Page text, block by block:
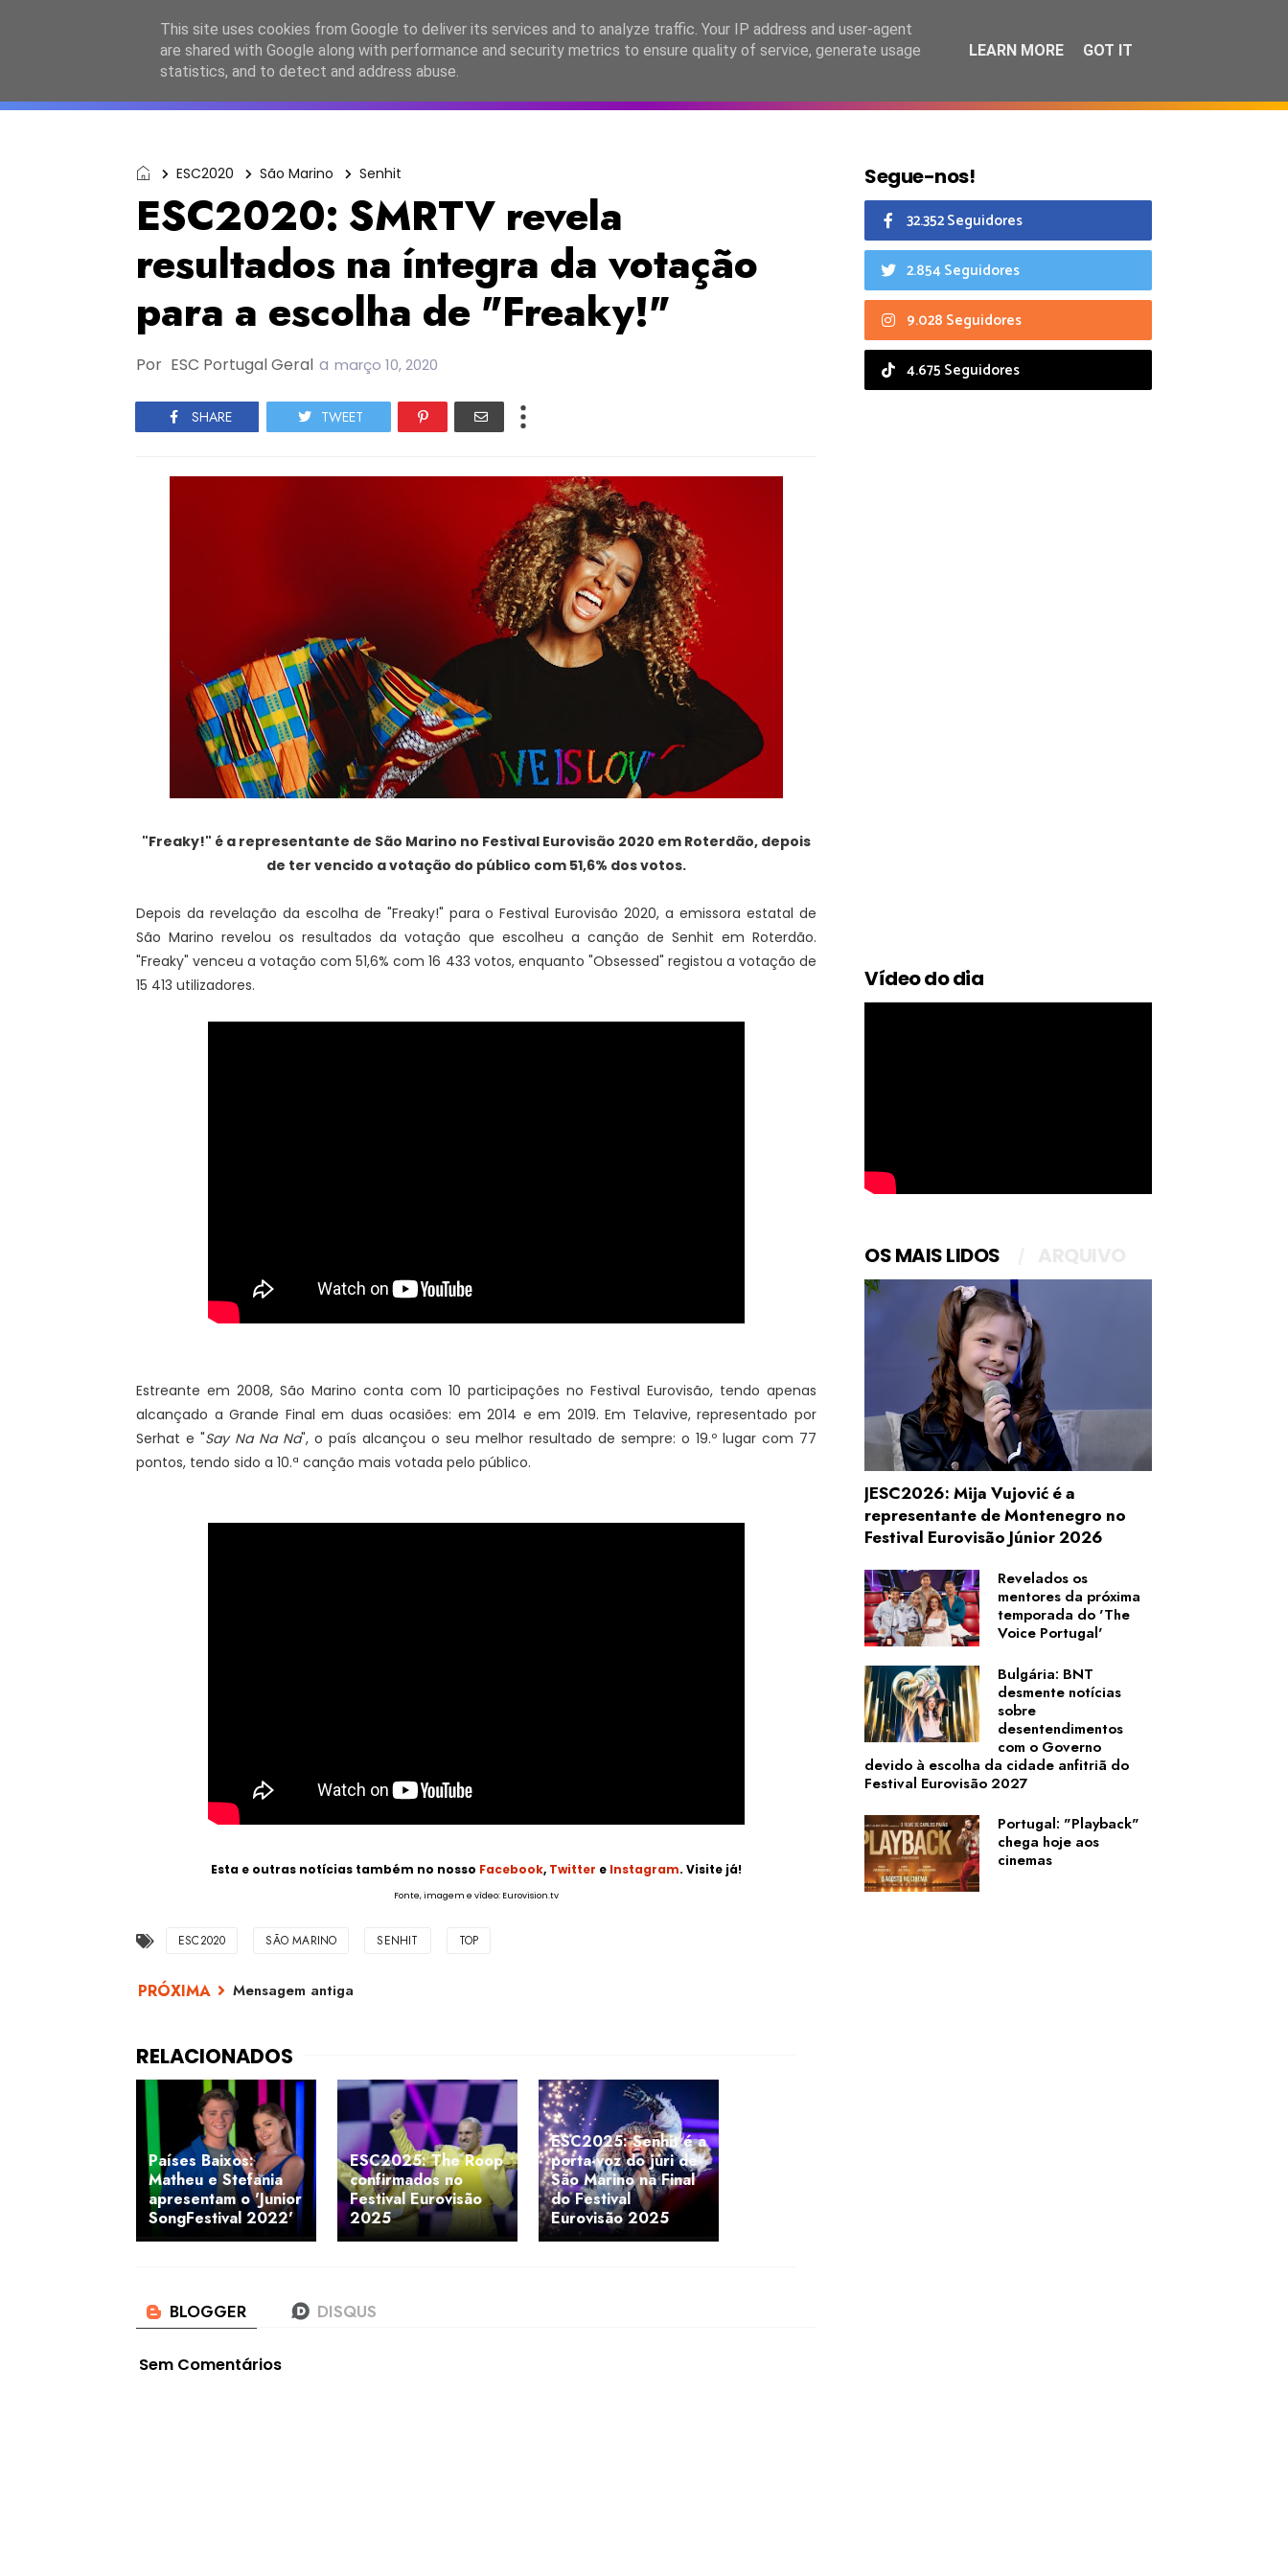
ESC2027 JESC2026 FC2026 EASC2026 PORTUGAL LANÇAMENTOS ESPECIAIS CALENDÁRIO
ESC2020 São Marino Senhit
ESC2020: SMRTV revela
resultados na íntegra da votação
para a escolha de "Freaky!"
Por ESC Portugal Geral a março 10, 2020
SHARE TWEET
"Freaky!" é a representante de São Marino no Festival Eurovisão 2020 em Roterdão, depois
de ter vencido a votação do público com 51,6% dos votos.
Depois da revelação da escolha de "Freaky!" para o Festival Eurovisão 2020, a emissora estatal de
São Marino revelou os resultados da votação que escolheu a canção de Senhit em Roterdão.
"Freaky" venceu a votação com 51,6% com 16 433 votos, enquanto "Obsessed" registou a votação de
15 413 utilizadores.
Estreante em 2008, São Marino conta com 10 participações no Festival Eurovisão, tendo apenas
alcançado a Grande Final em duas ocasiões: em 2014 e em 2019. Em Telavive, representado por
Serhat e "Say Na Na Na", o país alcançou o seu melhor resultado de sempre: o 19.º lugar com 77
pontos, tendo sido a 10.ª canção mais votada pelo público.
Esta e outras notícias também no nosso Facebook, Twitter e Instagram. Visite já!
Fonte, imagem e vìdeo: Eurovision.tv
ESC2020 SÃO MARINO SENHIT TOP
Mensagem antiga
Países Baixos:
Matheu e Stefania
apresentam o 'Junior
SongFestival 2022'
ESC2025: The Roop
confirmados no
Festival Eurovisão
2025
ESC2025: Senhit é a
porta-voz do júri de
São Marino na Final
do Festival
Eurovisão 2025
Sem Comentários
Segue-nos!
32.352 Seguidores
2.854 Seguidores
9.028 Seguidores
4.675 Seguidores
Vídeo do dia
OS MAIS LIDOS
JESC2026: Mija Vujović é a
representante de Montenegro no
Festival Eurovisão Júnior 2026
Revelados os
mentores da próxima
temporada do 'The
Voice Portugal'
Bulgária: BNT
desmente notícias
sobre
desentendimentos
com o Governo
devido à escolha da cidade anfitriã do
Festival Eurovisão 2027
Portugal: "Playback"
chega hoje aos
cinemas
This site uses cookies from Google to deliver its services and to analyze traffic. Your IP address and user-agent
are shared with Google along with performance and security metrics to ensure quality of service, generate usage
statistics, and to detect and address abuse.
LEARN MORE GOT IT